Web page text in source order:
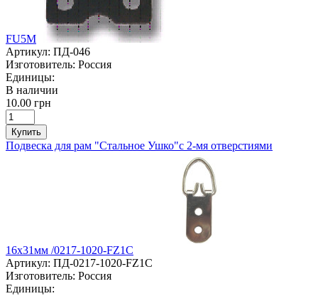
FU5M
Артикул: ПД-046
Изготовитель: Россия
Единицы:
В наличии
10.00 грн
Купить
Подвеска для рам "Стальное Ушко"с 2-мя отверстиями
16х31мм /0217-1020-FZ1C
Артикул: ПД-0217-1020-FZ1C
Изготовитель: Россия
Единицы: